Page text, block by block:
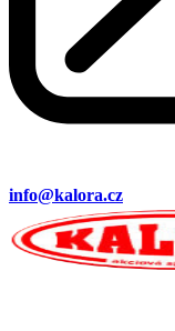
info@kalora.cz